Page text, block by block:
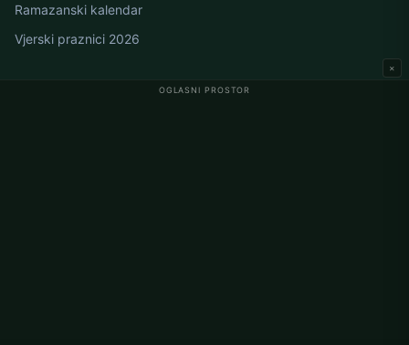
OGLASNI PROSTOR
×
Ramazanski kalendar
Vjerski praznici 2026
Namaz vremena u Njemačkoj